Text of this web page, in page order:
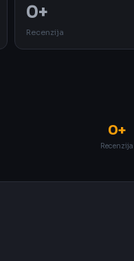
0+
Recenzija
0+
Recenzija